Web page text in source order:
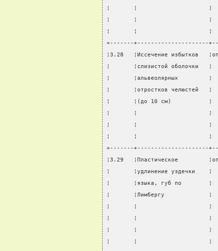
¦       ¦                     ¦
¦       ¦                     ¦
¦       ¦                     ¦
+-------+---------------------
¦3.28   ¦Иссечение избытков
¦       ¦слизистой оболочки
¦       ¦альвеолярных         ¦
¦       ¦отростков челюстей
¦       ¦(до 10 см)           ¦
¦       ¦                     ¦
¦       ¦                     ¦
¦       ¦                     ¦
+-------+---------------------
¦3.29   ¦Пластическое
¦       ¦удлинение уздечки
¦       ¦языка, губ по        ¦
¦       ¦Лимбергу             ¦
¦       ¦                     ¦
¦       ¦                     ¦
¦       ¦                     ¦
¦       ¦                     ¦